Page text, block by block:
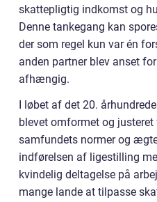
skattepligtig indkomst og
Denne tankegang kan
der som regel kun var én
anden partner blev anset
afhængig.
I løbet af det 20.
blevet omformet og
samfundets normer og
indførelsen af ligestilling
kvindelig deltagelse på
mange lande at tilpasse